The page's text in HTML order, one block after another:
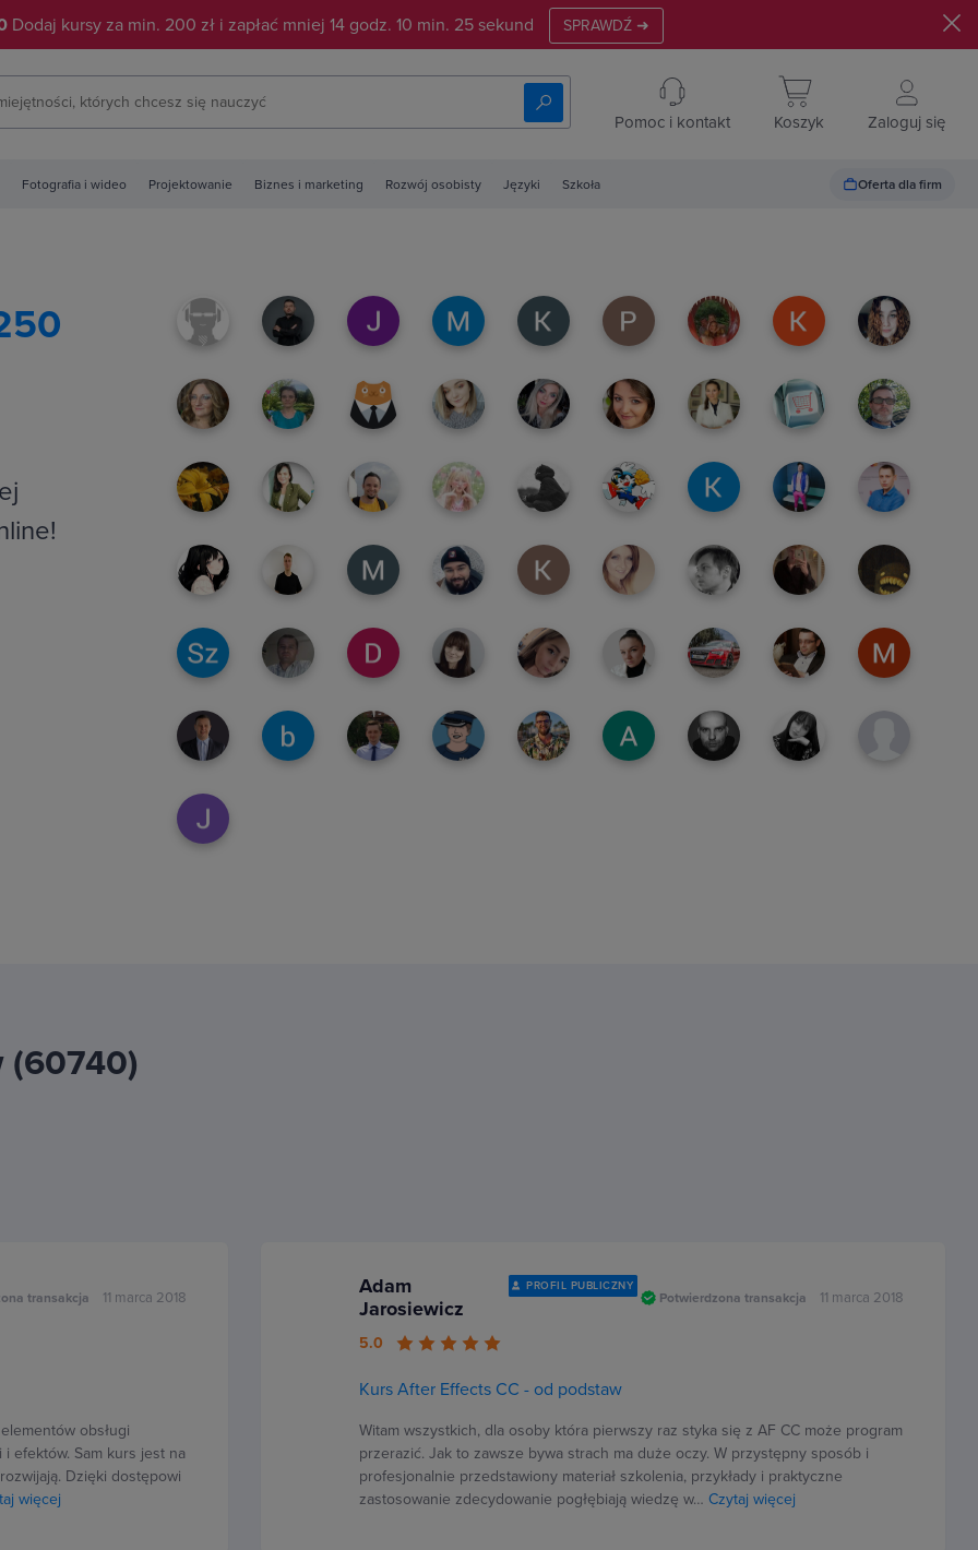
Dodaj kursy za min. 200 zł i zapłać mniej 14 godz. 10 min. 24 sekund SPRAWDŹ ➜
Pomoc i kontakt Koszyk Zaloguj się
Fotografia i wideo Projektowanie Biznes i marketing Rozwój osobisty Języki Szkoła Oferta dla firm
(60740)
transakcja 11 marca 2018
obsługi
efektów. Sam kurs jest na
Dzięki dostępowi
więcej
Adam
Jarosiewicz
PROFIL PUBLICZNY
Potwierdzona transakcja 11 marca 2018
5.0
Kurs After Effects CC - od podstaw
Witam wszystkich, dla osoby która pierwszy raz styka się z AF CC może program
przerazić. Jak to zawsze bywa strach ma duże oczy. W przystępny sposób i
profesjonalnie przedstawiony materiał szkolenia, przykłady i praktyczne
zastosowanie zdecydowanie pogłębiają wiedzę w… Czytaj więcej